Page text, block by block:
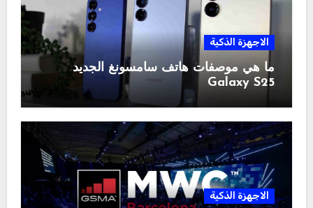
الاجهزة الذكية
ما هي موصفات هاتف سامسونغ الجديد
Galaxy S25
الاجهزة الذكية